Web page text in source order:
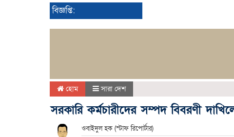
বিজ্ঞপ্তি:
হোম সারা দেশ
সরকারি কর্মচারীদের সম্পদ বিবরণী
ওবাইদুল হক (স্টাফ রিপোর্টার)